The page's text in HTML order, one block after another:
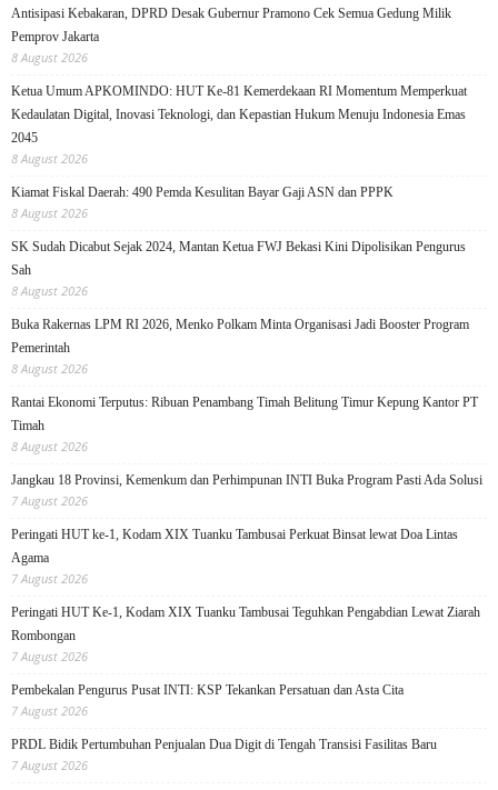
Antisipasi Kebakaran, DPRD Desak Gubernur Pramono Cek Semua Gedung Milik
Pemprov Jakarta
8 August 2026
Ketua Umum APKOMINDO: HUT Ke-81 Kemerdekaan RI Momentum Memperkuat
Kedaulatan Digital, Inovasi Teknologi, dan Kepastian Hukum Menuju Indonesia Emas
2045
8 August 2026
Kiamat Fiskal Daerah: 490 Pemda Kesulitan Bayar Gaji ASN dan PPPK
8 August 2026
SK Sudah Dicabut Sejak 2024, Mantan Ketua FWJ Bekasi Kini Dipolisikan Pengurus
Sah
8 August 2026
Buka Rakernas LPM RI 2026, Menko Polkam Minta Organisasi Jadi Booster Program
Pemerintah
8 August 2026
Rantai Ekonomi Terputus: Ribuan Penambang Timah Belitung Timur Kepung Kantor PT
Timah
8 August 2026
Jangkau 18 Provinsi, Kemenkum dan Perhimpunan INTI Buka Program Pasti Ada Solusi
7 August 2026
Peringati HUT ke-1, Kodam XIX Tuanku Tambusai Perkuat Binsat lewat Doa Lintas
Agama
7 August 2026
Peringati HUT Ke-1, Kodam XIX Tuanku Tambusai Teguhkan Pengabdian Lewat Ziarah
Rombongan
7 August 2026
Pembekalan Pengurus Pusat INTI: KSP Tekankan Persatuan dan Asta Cita
7 August 2026
PRDL Bidik Pertumbuhan Penjualan Dua Digit di Tengah Transisi Fasilitas Baru
7 August 2026